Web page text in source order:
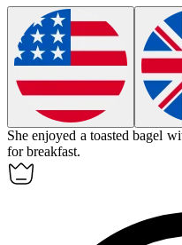
She enjoyed a toastedbagel
for breakfast.